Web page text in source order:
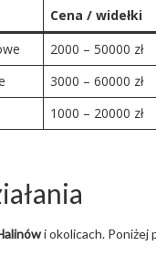
Cena / widełki
2000 – 50000 zł
3000 – 60000 zł
1000 – 20000 zł
i okolicach. Poniżej